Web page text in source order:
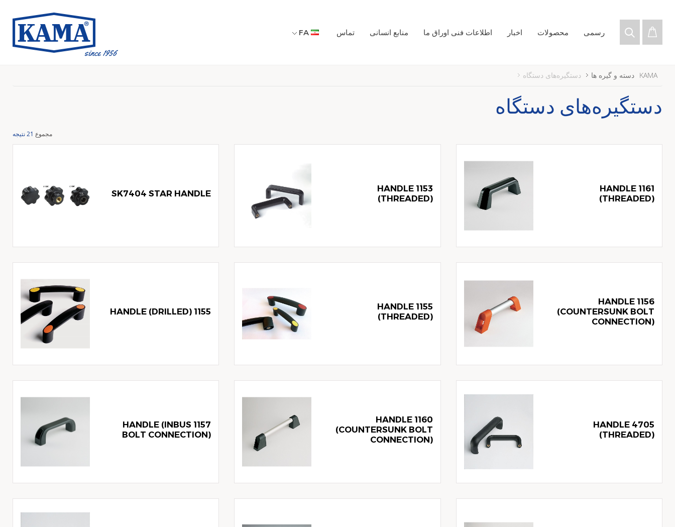
رسمی محصولات اخبار اطلاعات فنی اوراق ما منابع انسانی تماس
KAMA دسته و گیره ها دستگیره‌های دستگاه
دستگیره‌های دستگاه
مجموع 21 نتیجه
SK7404 STAR HANDLE
1153 HANDLE
(THREADED)
1161 HANDLE
(THREADED)
1155 HANDLE (DRILLED)
1155 HANDLE
(THREADED)
1156 HANDLE
(COUNTERSUNK BOLT
CONNECTION)
1157 HANDLE (INBUS
BOLT CONNECTION)
1160 HANDLE
(COUNTERSUNK BOLT
CONNECTION)
4705 HANDLE
(THREADED)